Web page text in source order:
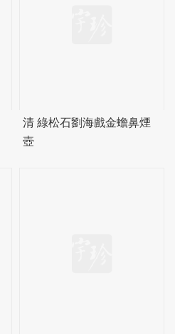
清 綠松石劉海戲金蟾鼻煙
壺